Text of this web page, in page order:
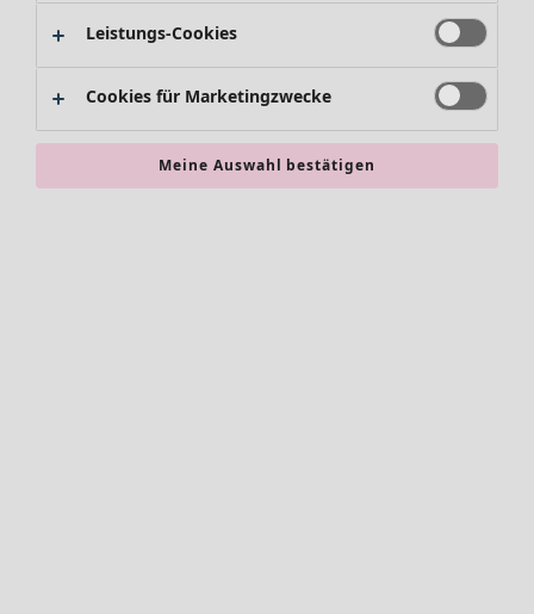
SALE Aktionen
Leistungs-Cookies
Cookies für Marketingzwecke
Meine Auswahl bestätigen